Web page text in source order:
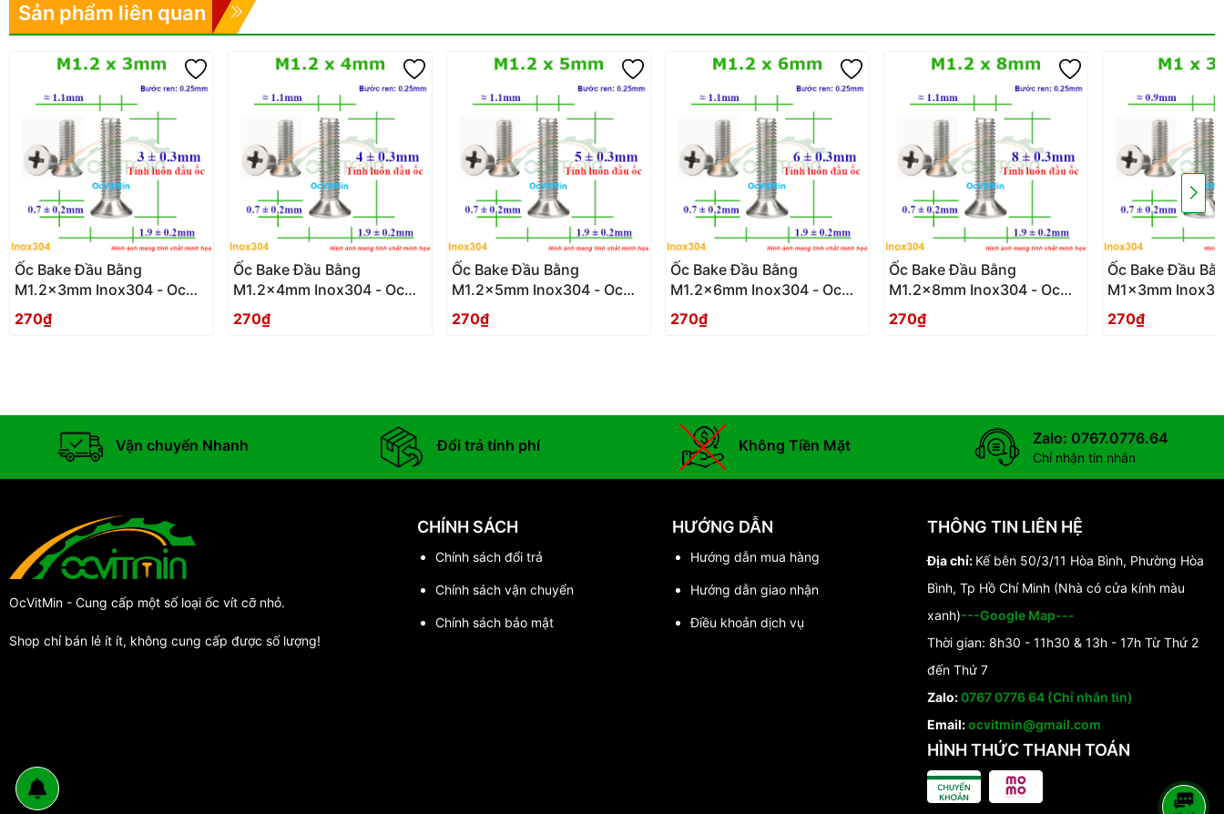
Sản phẩm liên quan
Ốc Bake Đầu Bằng
M1.2x3mm Inox304 - Oc
PaKe Dau Bang
270₫
Ốc Bake Đầu Bằng
M1.2x4mm Inox304 - Oc
PaKe Dau Bang
270₫
Ốc Bake Đầu Bằng
M1.2x5mm Inox304 - Oc
PaKe Dau Bang
270₫
Ốc Bake Đầu Bằng
M1.2x6mm Inox304 - Oc
PaKe Dau Bang
270₫
Ốc Bake Đầu Bằng
M1.2x8mm Inox304 - Oc
PaKe Dau Bang
270₫
Ốc Bake Đầu
M1x3mm
PaKe Dau Bang
270₫
Vận chuyển Nhanh Đổi trả tính phí Không Tiền Mặt Zalo: 0767.0776.64
Chỉ nhận tin nhắn
OcVitMin - Cung cấp một số loại ốc vít cỡ nhỏ.
Shop chỉ bán lẻ ít ít, không cung cấp được số lượng!
CHÍNH SÁCH
Chính sách đổi trả
Chính sách vận chuyển
Chính sách bảo mật
HƯỚNG DẪN
Hướng dẫn mua hàng
Hướng dẫn giao nhận
Điều khoản dịch vụ
THÔNG TIN LIÊN HỆ
Địa chỉ: Kế bên 50/3/11 Hòa Bình, Phường Hòa
Bình, Tp Hồ Chí Minh (Nhà có cửa kính màu
xanh)---Google Map---
Thời gian: 8h30 - 11h30 & 13h - 17h Từ Thứ 2
đến Thứ 7
Zalo:0767 0776 64 (Chỉ nhắn tin)
Email:ocvitmin@gmail.com
HÌNH THỨC THANH TOÁN